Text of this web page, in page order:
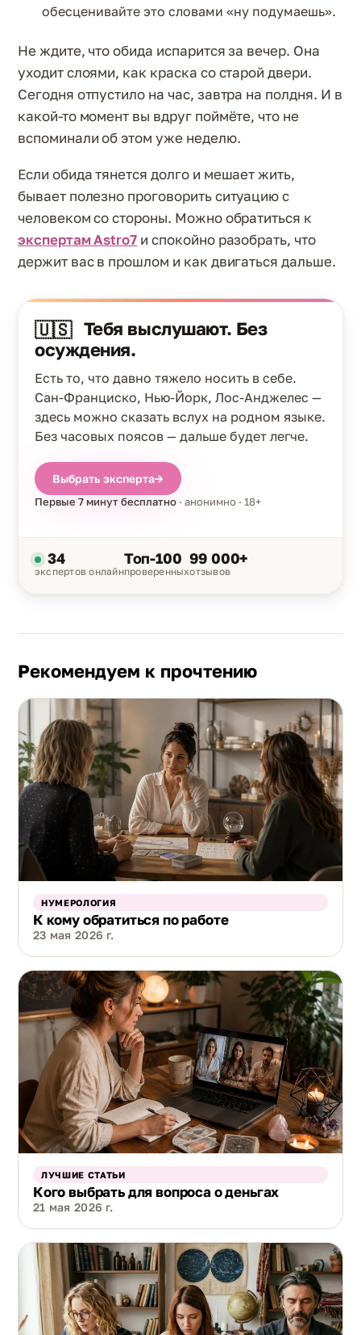
обесценивайте это словами «ну подумаешь».
Не ждите, что обида испарится за вечер. Она
уходит слоями, как краска со старой двери.
Сегодня отпустило на час, завтра на полдня. И в
какой-то момент вы вдруг поймёте, что не
вспоминали об этом уже неделю.
Если обида тянется долго и мешает жить,
бывает полезно проговорить ситуацию с
человеком со стороны. Можно обратиться к
экспертам Astro7 и спокойно разобрать, что
держит вас в прошлом и как двигаться дальше.
🇺🇸 Тебя выслушают. Без
осуждения.
Есть то, что давно тяжело носить в себе.
Сан-Франциско, Нью-Йорк, Лос-Анджелес —
здесь можно сказать вслух на родном языке.
Без часовых поясов — дальше будет легче.
Выбрать эксперта→
Первые 7 минут бесплатно · анонимно · 18+
34
экспертов онлайн
Топ-100
проверенных
99 000+
отзывов
Рекомендуем к прочтению
НУМЕРОЛОГИЯ
К кому обратиться по работе
23 мая 2026 г.
ЛУЧШИЕ СТАТЬИ
Кого выбрать для вопроса о деньгах
21 мая 2026 г.